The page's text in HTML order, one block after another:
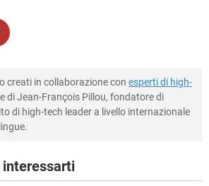
creati in collaborazione con esperti di high-
di Jean-François Pillou, fondatore di
di high-tech leader a livello internazionale
interessarti